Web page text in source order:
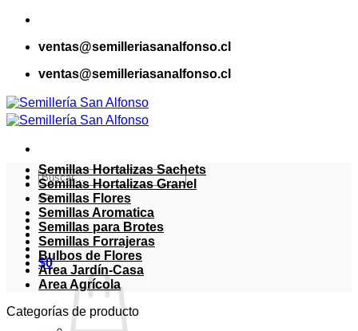
Saltar
contenidoventas@semilleriasanalfonso.cl
ventas@semilleriasanalfonso.cl
Buscar
por:
$0
Semillas Hortalizas Sachets
Semillas Hortalizas Granel
Semillas Flores
Semillas Aromatica
Semillas para Brotes
Semillas Forrajeras
Bulbos de Flores
Area Jardín-Casa
Area Agrícola
Categorías de producto